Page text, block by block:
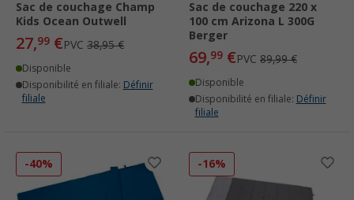
Sac de couchage Champ
Kids Ocean Outwell
27,99 €PVC 38,95 €
Disponible
Disponibilité en filiale: Définir
filiale
Sac de couchage 220 x
100 cm Arizona L 300G
Berger
69,99 €PVC 89,99 €
Disponible
Disponibilité en filiale: Définir
filiale
-40% -16%